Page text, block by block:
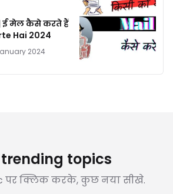
| ई मेल कैसे करते हैं
Hai 2024
2024
trending topics
पर क्लिक करके, कुछ नया सीखे.